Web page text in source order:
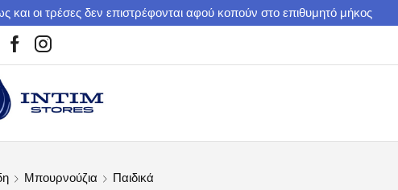
και οι τρέσες δεν επιστρέφονται αφού κοπούν στο επιθυμητό μήκος
Μπουρνούζια Παιδικά